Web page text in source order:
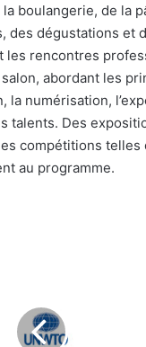
la boulangerie, de la
des dégustations et
les rencontres
abordant les
la numérisation,
talents. Des
compétitions telles
au programme.